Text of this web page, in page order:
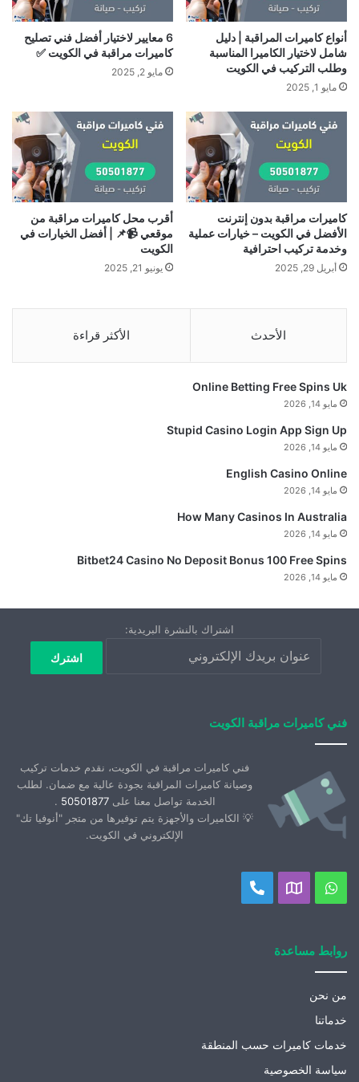
أنواع كاميرات المراقبة | دليل
شامل لاختيار الكاميرا المناسبة
وطلب التركيب في الكويت
مايو 1, 2025
6 معايير لاختيار أفضل فني تصليح
كاميرات مراقبة في الكويت ✅
مايو 2, 2025
كاميرات مراقبة بدون إنترنت
الأفضل في الكويت – خيارات عملية
وخدمة تركيب احترافية
أبريل 29, 2025
أقرب محل كاميرات مراقبة من
موقعي 📹📌 | أفضل الخيارات في
الكويت
يونيو 21, 2025
الأحدث الأكثر قراءة
Online Betting Free Spins Uk
مايو 14, 2026
Stupid Casino Login App Sign Up
مايو 14, 2026
English Casino Online
مايو 14, 2026
How Many Casinos In Australia
مايو 14, 2026
Bitbet24 Casino No Deposit Bonus 100 Free Spins
مايو 14, 2026
اشتراك بالنشرة البريدية:
فني كاميرات مراقبة الكويت
فني كاميرات مراقبة في الكويت، نقدم خدمات تركيب
وصيانة كاميرات المراقبة بجودة عالية مع ضمان. لطلب
الخدمة تواصل معنا على50501877
.
💡 الكاميرات والأجهزة يتم توفيرها من متجر "أنوفيا تك"
الإلكتروني في الكويت.
واتسابموقعنا
خريطة
اتصل
روابط مساعدة
من نحن
خدماتنا
خدمات كاميرات حسب المنطقة
سياسة الخصوصية